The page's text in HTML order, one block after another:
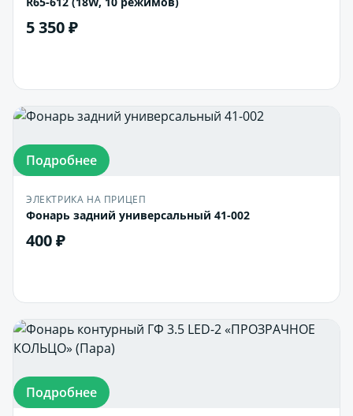
5 350 ₽
Подробнее
ЭЛЕКТРИКА НА ПРИЦЕП
Фонарь задний универсальный 41-002
400 ₽
Подробнее